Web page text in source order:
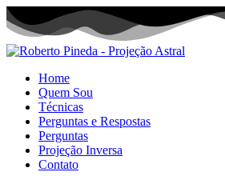
Home
Quem Sou
Técnicas
Perguntas e Respostas
Perguntas
Projeção Inversa
Contato